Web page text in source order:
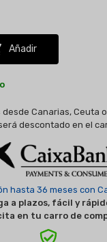
Añadir
desde Canarias, Ceuta
descontado en el
hasta 36 meses con
a plazos, fácil y
en tu carro de